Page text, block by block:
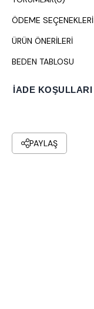
ÖDEME SEÇENEKLERI
ÜRÜN ÖNERILERI
BEDEN TABLOSU
İADE KOŞULLARI
PAYLAŞ